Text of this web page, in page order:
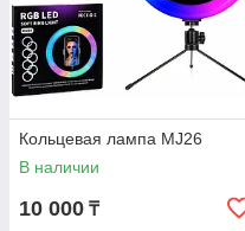
Кольцевая лампа MJ26
В наличии
10 000 ₸